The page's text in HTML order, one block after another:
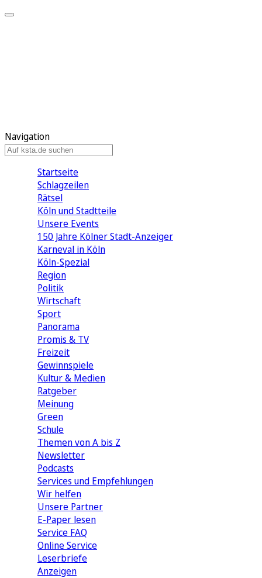
Navigation
Startseite
Schlagzeilen
Rätsel
Köln und Stadtteile
Unsere Events
150 Jahre Kölner Stadt-Anzeiger
Karneval in Köln
Köln-Spezial
Region
Politik
Wirtschaft
Sport
Panorama
Promis & TV
Freizeit
Gewinnspiele
Kultur & Medien
Ratgeber
Meinung
Green
Schule
Themen von A bis Z
Newsletter
Podcasts
Services und Empfehlungen
Wir helfen
Unsere Partner
E-Paper lesen
Service FAQ
Online Service
Leserbriefe
Anzeigen